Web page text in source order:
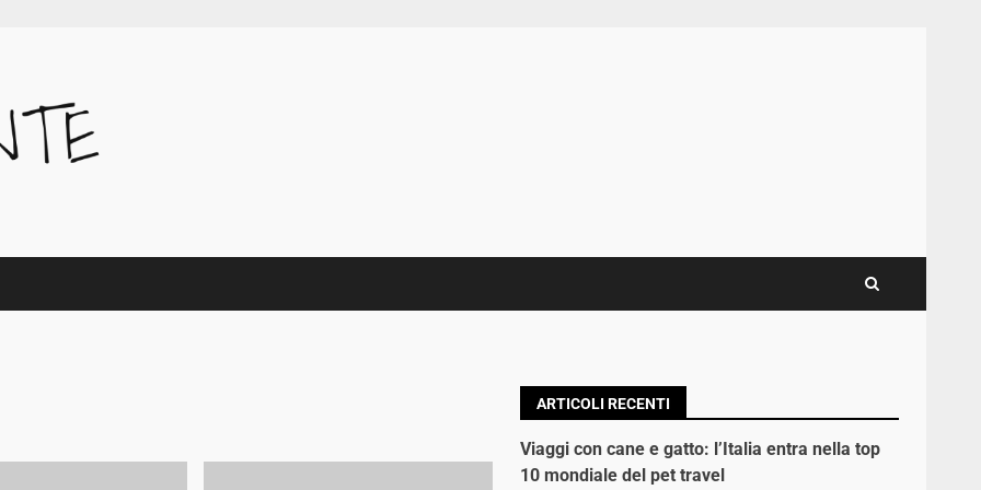
ARTICOLI RECENTI
Viaggi con cane e gatto: l’Italia entra nella top
10 mondiale del pet travel